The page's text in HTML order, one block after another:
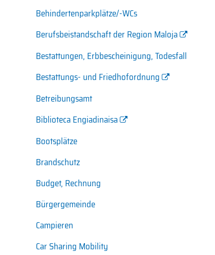
Behindertenparkplätze/-WCs
Berufsbeistandschaft der Region Maloja
Bestattungen, Erbbescheinigung, Todesfall
Bestattungs- und Friedhofordnung
Betreibungsamt
Biblioteca Engiadinaisa
Bootsplätze
Brandschutz
Budget, Rechnung
Bürgergemeinde
Campieren
Car Sharing Mobility